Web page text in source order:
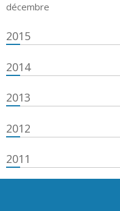
décembre
2015
2014
2013
2012
2011